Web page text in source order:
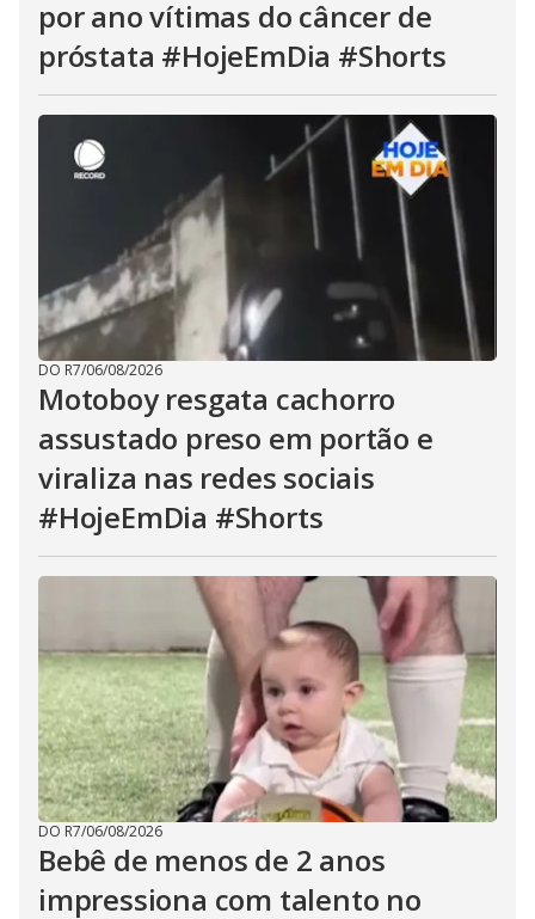
por ano vítimas do câncer de
próstata #HojeEmDia #Shorts
DO R7/06/08/2026
Motoboy resgata cachorro
assustado preso em portão e
viraliza nas redes sociais
#HojeEmDia #Shorts
DO R7/06/08/2026
Bebê de menos de 2 anos
impressiona com talento no